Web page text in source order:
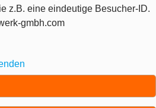
z.B. eine eindeutige Besucher-ID.
gmbh.com